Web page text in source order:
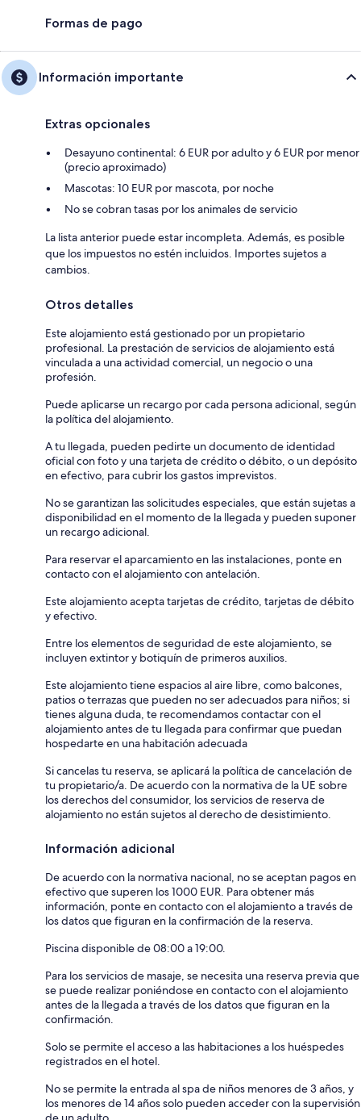
Formas de pago
Información importante
Extras opcionales
Desayuno continental: 6 EUR por adulto y 6 EUR por menor
(precio aproximado)
Mascotas: 10 EUR por mascota, por noche
No se cobran tasas por los animales de servicio
La lista anterior puede estar incompleta. Además, es posible
que los impuestos no estén incluidos. Importes sujetos a
cambios.
Otros detalles
Este alojamiento está gestionado por un propietario
profesional. La prestación de servicios de alojamiento está
vinculada a una actividad comercial, un negocio o una
profesión.
Puede aplicarse un recargo por cada persona adicional, según
la política del alojamiento.
A tu llegada, pueden pedirte un documento de identidad
oficial con foto y una tarjeta de crédito o débito, o un depósito
en efectivo, para cubrir los gastos imprevistos.
No se garantizan las solicitudes especiales, que están sujetas a
disponibilidad en el momento de la llegada y pueden suponer
un recargo adicional.
Para reservar el aparcamiento en las instalaciones, ponte en
contacto con el alojamiento con antelación.
Este alojamiento acepta tarjetas de crédito, tarjetas de débito
y efectivo.
Entre los elementos de seguridad de este alojamiento, se
incluyen extintor y botiquín de primeros auxilios.
Este alojamiento tiene espacios al aire libre, como balcones,
patios o terrazas que pueden no ser adecuados para niños; si
tienes alguna duda, te recomendamos contactar con el
alojamiento antes de tu llegada para confirmar que puedan
hospedarte en una habitación adecuada
Si cancelas tu reserva, se aplicará la política de cancelación de
tu propietario/a. De acuerdo con la normativa de la UE sobre
los derechos del consumidor, los servicios de reserva de
alojamiento no están sujetos al derecho de desistimiento.
Información adicional
De acuerdo con la normativa nacional, no se aceptan pagos en
efectivo que superen los 1000 EUR. Para obtener más
información, ponte en contacto con el alojamiento a través de
los datos que figuran en la confirmación de la reserva.
Piscina disponible de 08:00 a 19:00.
Para los servicios de masaje, se necesita una reserva previa que
se puede realizar poniéndose en contacto con el alojamiento
antes de la llegada a través de los datos que figuran en la
confirmación.
Solo se permite el acceso a las habitaciones a los huéspedes
registrados en el hotel.
No se permite la entrada al spa de niños menores de 3 años, y
los menores de 14 años solo pueden acceder con la supervisión